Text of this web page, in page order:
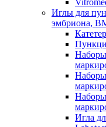
Иглы для
эмбриона,
Наборы
Наборы
Наборы
Игла